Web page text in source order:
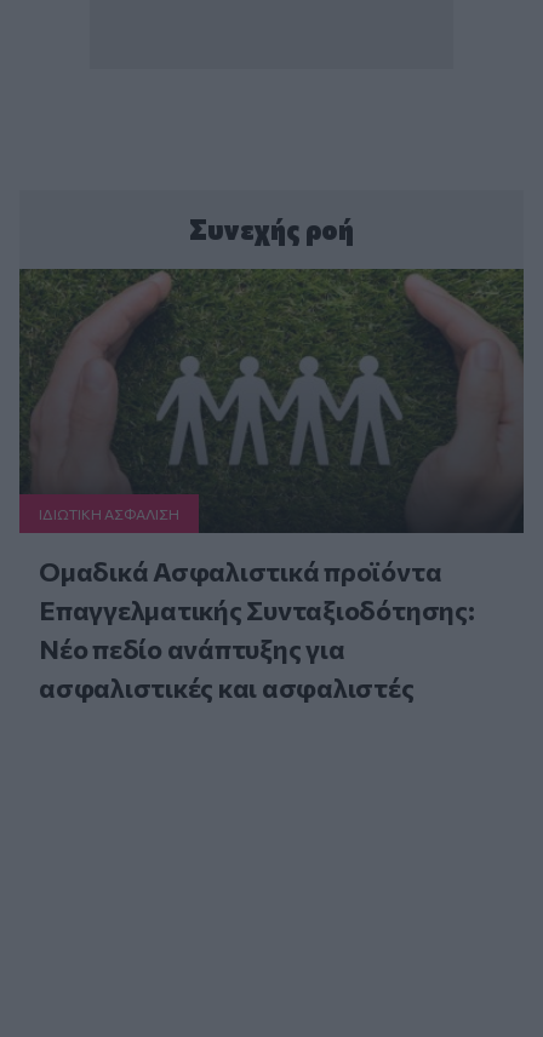
Συνεχής ροή
ΙΔΙΩΤΙΚΗ ΑΣΦAΛΙΣΗ
Ομαδικά Ασφαλιστικά προϊόντα
Επαγγελματικής Συνταξιοδότησης:
Νέο πεδίο ανάπτυξης για
ασφαλιστικές και ασφαλιστές